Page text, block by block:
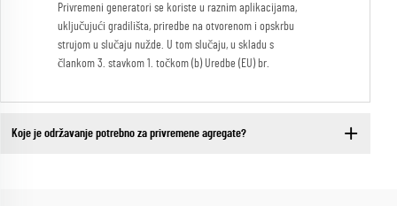
Privremeni generatori se koriste u raznim aplikacijama,
uključujući gradilišta, priredbe na otvorenom i opskrbu
strujom u slučaju nužde. U tom slučaju, u skladu s
člankom 3. stavkom 1. točkom (b) Uredbe (EU) br.
Koje je održavanje potrebno za privremene agregate?